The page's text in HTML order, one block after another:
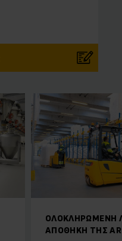
ΟΛΟΚΛΗΡΩΜΈΝΗ
ΑΠΟΘΉΚΗ ΤΗΣ